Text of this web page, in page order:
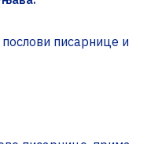
писарнице и